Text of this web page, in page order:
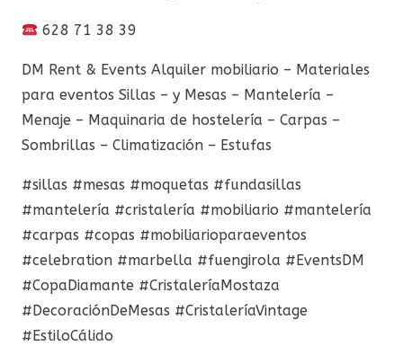
628 71 38 39
DM Rent & Events Alquiler mobiliario – Materiales
para eventos Sillas – y Mesas – Mantelería –
Menaje – Maquinaria de hostelería – Carpas –
Sombrillas – Climatización – Estufas
#sillas #mesas #moquetas #fundasillas
#mantelería #cristalería #mobiliario #mantelería
#carpas #copas #mobiliarioparaeventos
#celebration #marbella #fuengirola #EventsDM
#CopaDiamante #CristaleríaMostaza
#DecoraciónDeMesas #CristaleríaVintage
#EstiloCálido